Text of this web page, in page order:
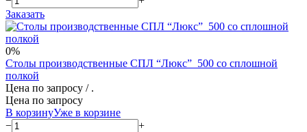
Заказать
0%
Столы производственные СПЛ “Люкс”_500 со сплошной
полкой
Цена по запросу / .
Цена по запросу
В корзинуУже в корзине
−
+